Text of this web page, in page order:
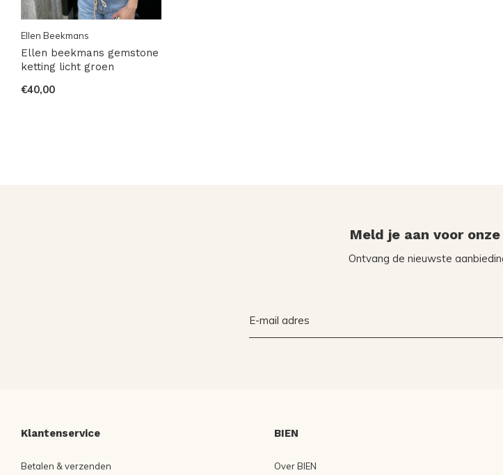
Ellen Beekmans
Ellen beekmans gemstone
ketting licht groen
€40,00
Meld je aan voor
Ontvang de nieuwste
Klantenservice
Betalen & verzenden
BIEN
Over BIEN